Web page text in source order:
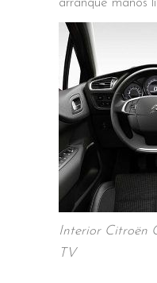
arranque manos
Interior Citroën
TV